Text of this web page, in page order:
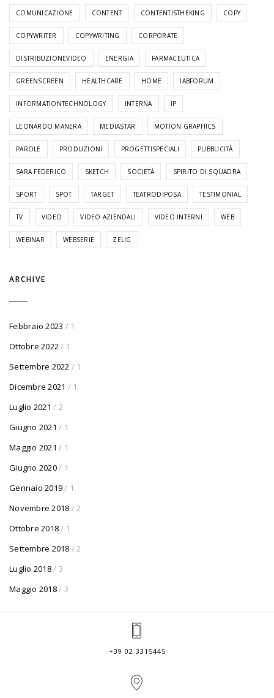
COMUNICAZIONE CONTENT CONTENTISTHEKING COPY
COPYWRITER COPYWRITING CORPORATE
DISTRIBUZIONEVIDEO ENERGIA FARMACEUTICA
GREENSCREEN HEALTHCARE HOME IABFORUM
INFORMATIONTECHNOLOGY INTERNA IP
LEONARDO MANERA MEDIASTAR MOTION GRAPHICS
PAROLE PRODUZIONI PROGETTISPECIALI PUBBLICITÀ
SARA FEDERICO SKETCH SOCIETÀ SPIRITO DI SQUADRA
SPORT SPOT TARGET TEATRODIPOSA TESTIMONIAL
TV VIDEO VIDEO AZIENDALI VIDEO INTERNI WEB
WEBINAR WEBSERIE ZELIG
ARCHIVE
Febbraio 2023 / 1
Ottobre 2022/ 1
Settembre 2022 / 1
Dicembre 2021 / 1
Luglio 2021 / 2
Giugno 2021 / 1
Maggio 2021 / 1
Giugno 2020/ 1
Gennaio 2019/ 1
Novembre 2018 / 2
Ottobre 2018/ 1
Settembre 2018 / 2
Luglio 2018/ 3
Maggio 2018/ 3
+39 02 3315445